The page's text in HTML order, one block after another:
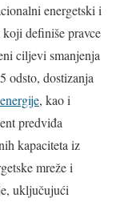
energetski i
definiše pravce
ciljevi smanjenja
odsto, dostizanja
, kao i
predviđa
kapaciteta iz
mreže i
uključujući